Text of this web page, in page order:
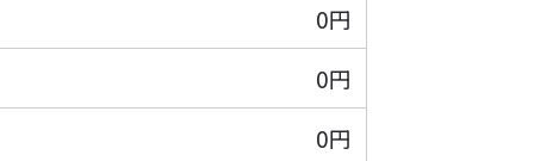
0円
0円
0円